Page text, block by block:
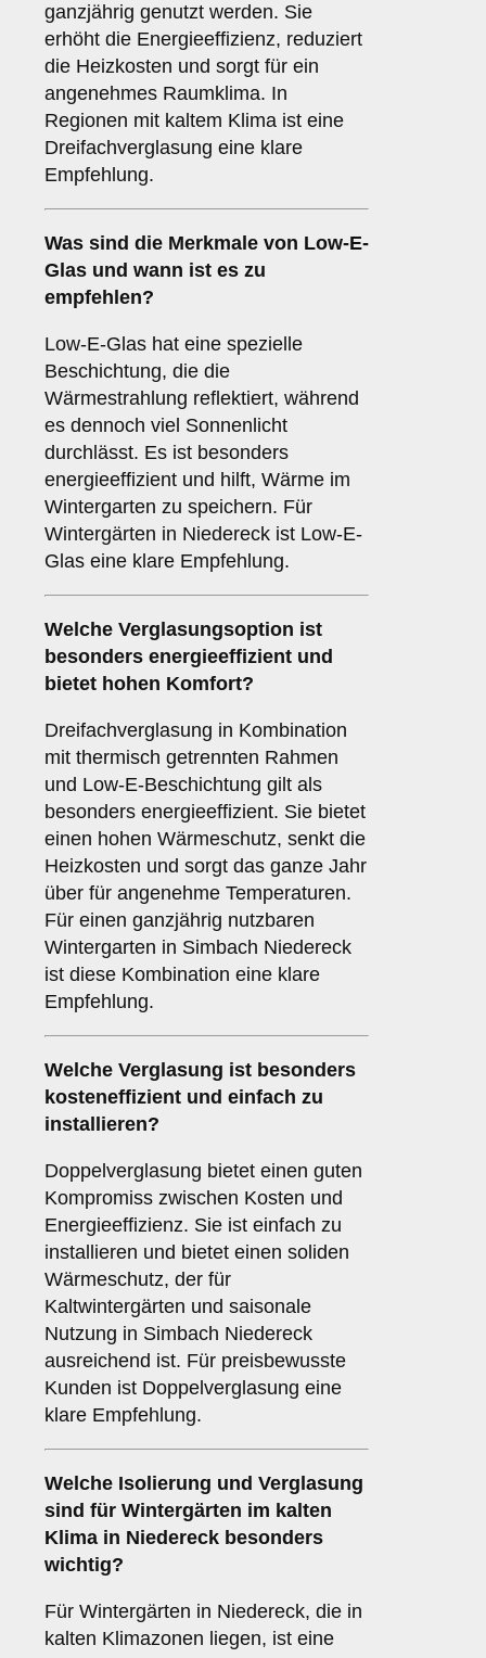
ganzjährig genutzt werden. Sie
erhöht die Energieeffizienz, reduziert
die Heizkosten und sorgt für ein
angenehmes Raumklima. In
Regionen mit kaltem Klima ist eine
Dreifachverglasung eine klare
Empfehlung.
Was sind die Merkmale von Low-E-
Glas und wann ist es zu
empfehlen?
Low-E-Glas hat eine spezielle
Beschichtung, die die
Wärmestrahlung reflektiert, während
es dennoch viel Sonnenlicht
durchlässt. Es ist besonders
energieeffizient und hilft, Wärme im
Wintergarten zu speichern. Für
Wintergärten in Niedereck ist Low-E-
Glas eine klare Empfehlung.
Welche Verglasungsoption ist
besonders energieeffizient und
bietet hohen Komfort?
Dreifachverglasung in Kombination
mit thermisch getrennten Rahmen
und Low-E-Beschichtung gilt als
besonders energieeffizient. Sie bietet
einen hohen Wärmeschutz, senkt die
Heizkosten und sorgt das ganze Jahr
über für angenehme Temperaturen.
Für einen ganzjährig nutzbaren
Wintergarten in Simbach Niedereck
ist diese Kombination eine klare
Empfehlung.
Welche Verglasung ist besonders
kosteneffizient und einfach zu
installieren?
Doppelverglasung bietet einen guten
Kompromiss zwischen Kosten und
Energieeffizienz. Sie ist einfach zu
installieren und bietet einen soliden
Wärmeschutz, der für
Kaltwintergärten und saisonale
Nutzung in Simbach Niedereck
ausreichend ist. Für preisbewusste
Kunden ist Doppelverglasung eine
klare Empfehlung.
Welche Isolierung und Verglasung
sind für Wintergärten im kalten
Klima in Niedereck besonders
wichtig?
Für Wintergärten in Niedereck, die in
kalten Klimazonen liegen, ist eine